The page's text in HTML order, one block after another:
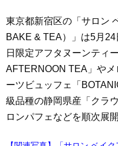
東京都新宿区の「サロン
BAKE & TEA）」は5月
日限定アフタヌーンティ
AFTERNOON TEA」や
ーツビュッフェ「
級品種の静岡県産「クラ
ロンパフェなどを順次展開